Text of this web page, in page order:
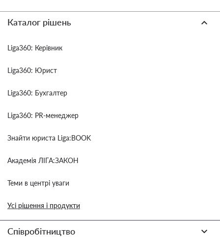
Каталог рішень
Liga360: Керівник
Liga360: Юрист
Liga360: Бухгалтер
Liga360: PR-менеджер
Знайти юриста Liga:BOOK
Академія ЛІГА:ЗАКОН
Теми в центрі уваги
Усі рішення і продукти
Співробітництво